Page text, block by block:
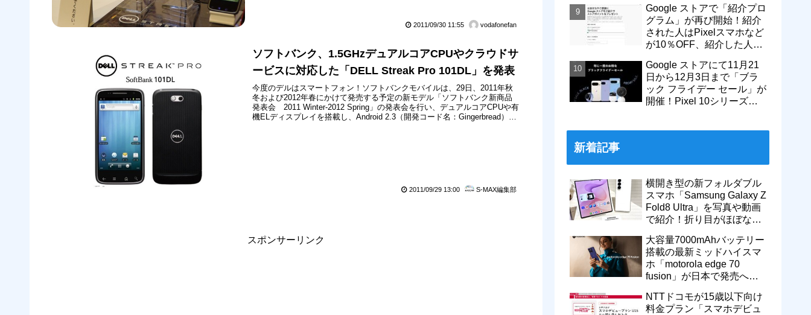
2011/09/30 11:55 vodafonefan
ソフトバンク、1.5GHzデュアルコアCPUやクラウドサ
ービスに対応した「DELL Streak Pro 101DL」を発表
今度のデルはスマートフォン！ソフトバンクモバイルは、29日、2011年秋
冬および2012年春にかけて発売する予定の新モデル「ソフトバンク新商品
発表会 2011 Winter-2012 Spring」の発表会を行い、デュアルコアCPUや有
機ELディスプレイを搭載し、Android 2.3（開発コード名：Gingerbread）を
2011/09/29 13:00 S-MAX編集部
スポンサーリンク
売へ
Google ストアで「紹介プロ
グラム」が再び開始！紹介
された人はPixelスマホなど
が10％OFF、紹介した人は
ト付与
Google ストアにて11月21
日から12月3日まで「ブラ
ック フライデー セール」が
開催！Pixel 10シリーズや
新着記事
横開き型の新フォルダブル
スマホ「Samsung Galaxy Z
Fold8 Ultra」を写真や動画
で紹介！折り目がほぼない
ト】
大容量7000mAhバッテリー
搭載の最新ミッドハイスマ
ホ「motorola edge 70
fusion」が日本で発売へ！
過
NTTドコモが15歳以下向け
料金プラン「スマホデビュ